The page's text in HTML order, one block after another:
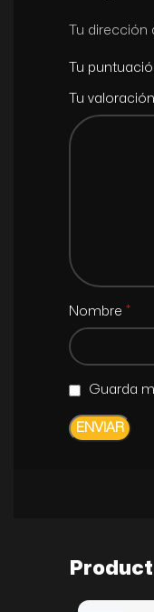
Tu
Tu
Tu valoración
Nombre *
Guarda